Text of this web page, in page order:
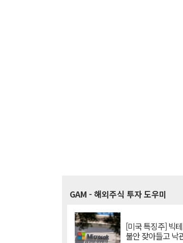
GAM - 해외주식 투자 도우미
[미국 특징주] 빅
불안 잦아들고 낙